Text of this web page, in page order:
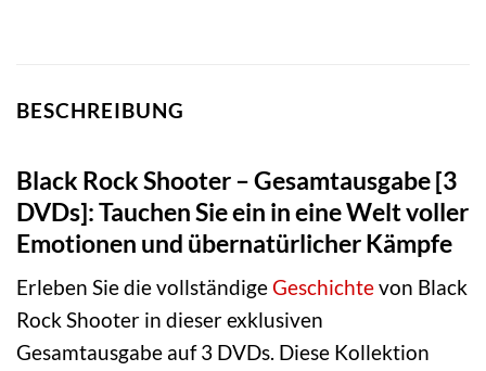
BESCHREIBUNG
Black Rock Shooter – Gesamtausgabe [3
DVDs]: Tauchen Sie ein in eine Welt voller
Emotionen und übernatürlicher Kämpfe
Erleben Sie die vollständigeGeschichtevon Black
Rock Shooter in dieser exklusiven
Gesamtausgabe auf 3 DVDs. Diese Kollektion